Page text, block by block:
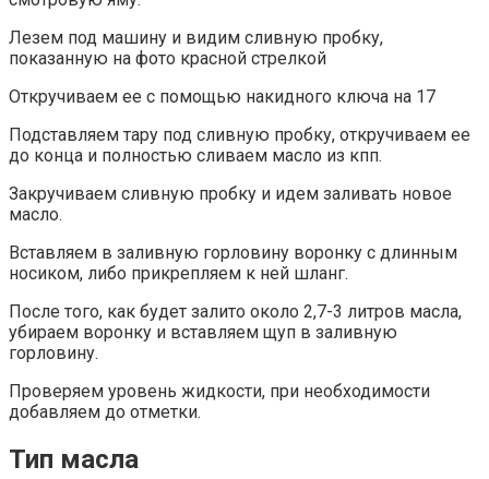
Лезем под машину и видим сливную пробку,
показанную на фото красной стрелкой
Откручиваем ее с помощью накидного ключа на 17
Подставляем тару под сливную пробку, откручиваем ее
до конца и полностью сливаем масло из кпп.
Закручиваем сливную пробку и идем заливать новое
масло.
Вставляем в заливную горловину воронку с длинным
носиком, либо прикрепляем к ней шланг.
После того, как будет залито около 2,7-3 литров масла,
убираем воронку и вставляем щуп в заливную
горловину.
Проверяем уровень жидкости, при необходимости
добавляем до отметки.
Тип масла